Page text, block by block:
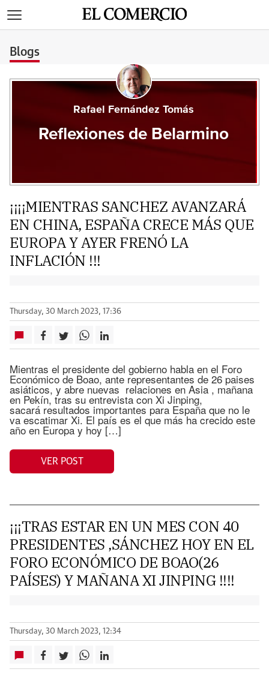
Blogs
Rafael Fernández Tomás
Reflexiones de Belarmino
¡¡¡¡MIENTRAS SANCHEZ AVANZARÁ
EN CHINA, ESPAÑA CRECE MÁS QUE
EUROPA Y AYER FRENÓ LA
INFLACIÓN !!!
Thursday, 30 March 2023, 17:36
Mientras el presidente del gobierno habla en el Foro
Económico de Boao, ante representantes de 26 paises
asiáticos, y abre nuevas relaciones en Asia , mañana
en Pekín, tras su entrevista con Xi Jinping,
sacará resultados importantes para España que no le
va escatimar Xi. El país es el que más ha crecido este
año en Europa y hoy […]
VER POST
¡¡¡TRAS ESTAR EN UN MES CON 40
PRESIDENTES ,SÁNCHEZ HOY EN EL
FORO ECONÓMICO DE BOAO(26
PAÍSES) Y MAÑANA XI JINPING !!!!
Thursday, 30 March 2023, 12:34